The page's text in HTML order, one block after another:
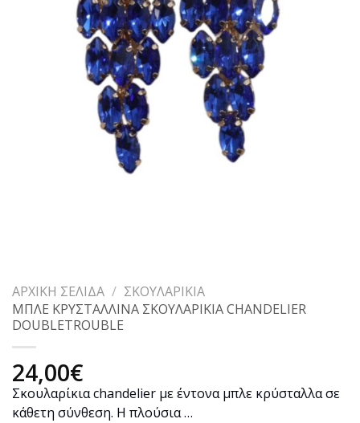
ΑΡΧΙΚΉ ΣΕΛΊΔΑ / ΣΚΟΥΛΑΡΊΚΙΑ
ΜΠΛΕ ΚΡΥΣΤΑΛΛΙΝΑ ΣΚΟΥΛΑΡΙΚΙΑ CHANDELIER
DOUBLETROUBLE
24,00€
Σκουλαρίκια chandelier με έντονα μπλε κρύσταλλα σε
κάθετη σύνθεση. Η πλούσια …